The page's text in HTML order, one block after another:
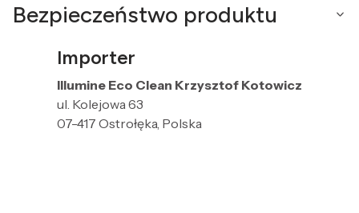
Bezpieczeństwo produktu
Importer
Illumine Eco Clean Krzysztof Kotowicz
ul. Kolejowa 63
07-417 Ostrołęka, Polska